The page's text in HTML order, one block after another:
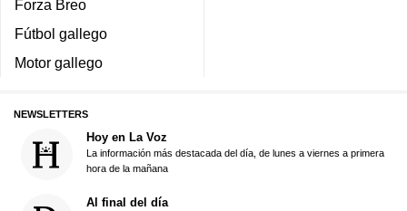
Forza Breo
Fútbol gallego
Motor gallego
NEWSLETTERS
Hoy en La Voz
La información más destacada del día, de lunes a viernes a primera
hora de la mañana
Al final del día